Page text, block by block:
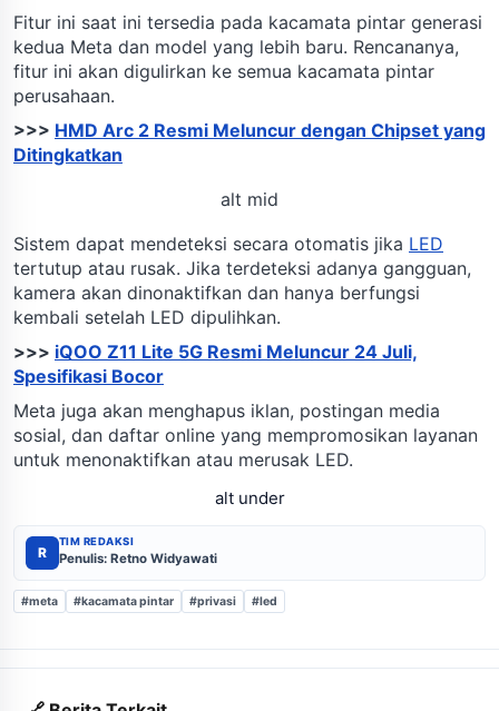
Fitur ini saat ini tersedia pada kacamata pintar generasi
kedua Meta dan model yang lebih baru. Rencananya,
fitur ini akan digulirkan ke semua kacamata pintar
perusahaan.
>>> HMD Arc 2 Resmi Meluncur dengan Chipset yang
Ditingkatkan
alt mid
Sistem dapat mendeteksi secara otomatis jika LED
tertutup atau rusak. Jika terdeteksi adanya gangguan,
kamera akan dinonaktifkan dan hanya berfungsi
kembali setelah LED dipulihkan.
>>> iQOO Z11 Lite 5G Resmi Meluncur 24 Juli,
Spesifikasi Bocor
Meta juga akan menghapus iklan, postingan media
sosial, dan daftar online yang mempromosikan layanan
untuk menonaktifkan atau merusak LED.
alt under
R
TIM REDAKSI
Penulis: Retno Widyawati
#meta #kacamata pintar #privasi #led